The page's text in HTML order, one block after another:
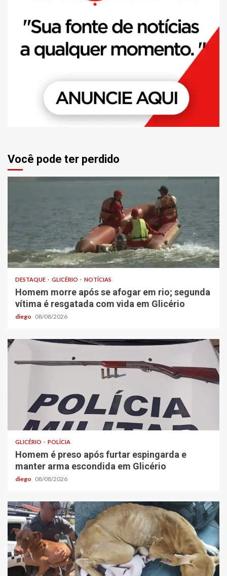
Você pode ter perdido
DESTAQUE GLICÉRIO NOTÍCIAS
Homem morre após se afogar em rio; segunda
vítima é resgatada com vida em Glicério
diego 08/08/2026
GLICÉRIO POLÍCIA
Homem é preso após furtar espingarda e
manter arma escondida em Glicério
diego 08/08/2026